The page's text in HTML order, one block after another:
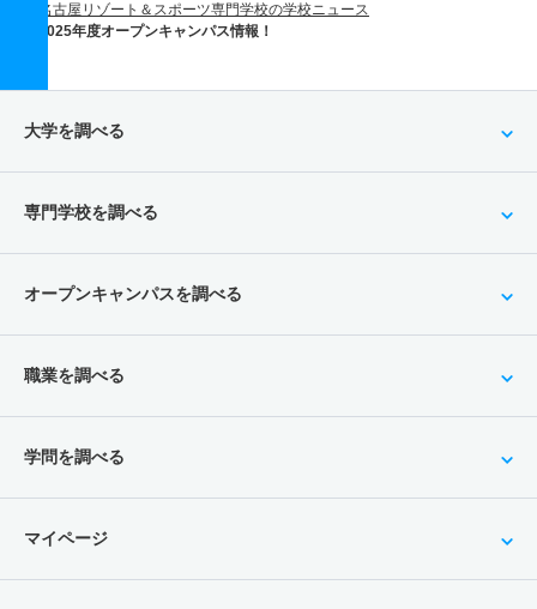
名古屋リゾート＆スポーツ専門学校の学校ニュース
2025年度オープンキャンパス情報！
大学を調べる
専門学校を調べる
オープンキャンパスを調べる
職業を調べる
学問を調べる
マイページ